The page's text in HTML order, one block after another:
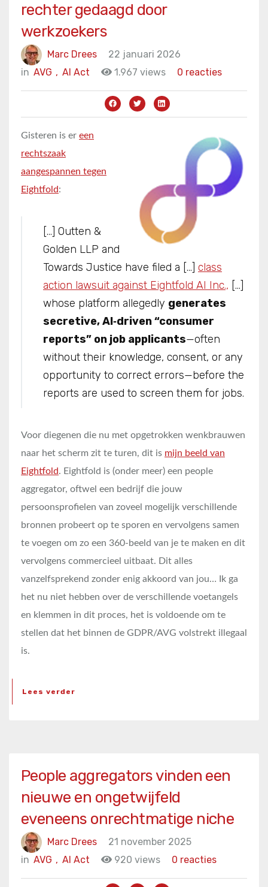
rechter gedaagd door
werkzoekers
Marc Drees
22 januari 2026
in
AI Act
AVG , 1.967 views 0 reacties
Gisteren is er een
rechtszaak
aangespannen tegen
Eightfold:
[…] Outten &
Golden LLP and
Towards Justice have filed a […] class
action lawsuit against Eightfold AI Inc., […]
whose platform allegedly generates
secretive, AI‑driven “consumer
reports” on job applicants—often
without their knowledge, consent, or any
opportunity to correct errors—before the
reports are used to screen them for jobs.
Voor diegenen die nu met opgetrokken wenkbrauwen
naar het scherm zit te turen, dit is mijn beeld van
Eightfold. Eightfold is (onder meer) een people
aggregator, oftwel een bedrijf die jouw
persoonsprofielen van zoveel mogelijk verschillende
bronnen probeert op te sporen en vervolgens samen
te voegen om zo een 360-beeld van je te maken en dit
vervolgens commercieel uitbaat. Dit alles
vanzelfsprekend zonder enig akkoord van jou… Ik ga
het nu niet hebben over de verschillende voetangels
en klemmen in dit proces, het is voldoende om te
stellen dat het binnen de GDPR/AVG volstrekt illegaal
is.
Lees verder
People aggregators vinden een
nieuwe en ongetwijfeld
eveneens onrechtmatige niche
Marc Drees
21 november 2025
in
AI Act
AVG , 920 views 0 reacties